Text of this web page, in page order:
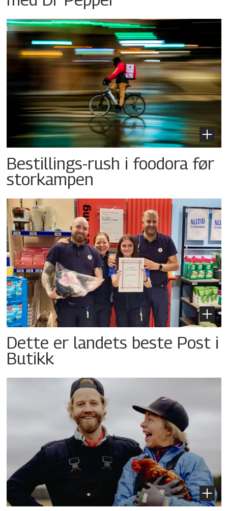
Bestillings-rush i foodora før
storkampen
Dette er landets beste Post i
Butikk